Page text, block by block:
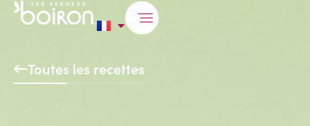
Toutes les recettes